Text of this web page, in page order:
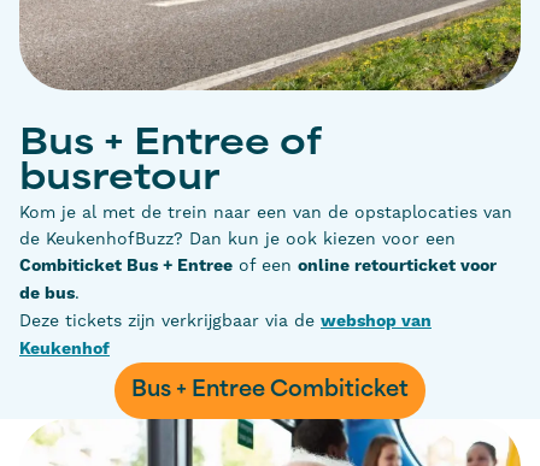
Bus + Entree of
busretour
Kom je al met de trein naar een van de opstaplocaties van
de KeukenhofBuzz? Dan kun je ook kiezen voor een
Combiticket Bus + Entree of een online retourticket voor
de bus.
Deze tickets zijn verkrijgbaar via de webshop van
Keukenhof
Bus + Entree Combiticket